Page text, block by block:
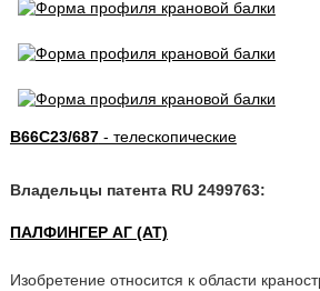
B66C23/687- телескопические
Владельцы патента RU 2499763:
ПАЛФИНГЕР АГ (AT)
Изобретение относится к области